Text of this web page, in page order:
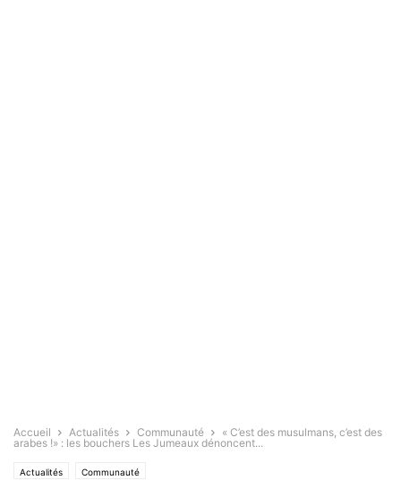
Accueil Actualités Communauté
« C’est des musulmans, c’est des
arabes !» : les bouchers Les Jumeaux dénoncent...
Actualités Communauté